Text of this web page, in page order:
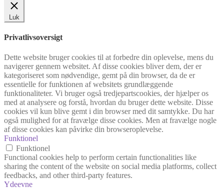
Luk
Privatlivsoversigt
Dette website bruger cookies til at forbedre din oplevelse, mens du
navigerer gennem websitet. Af disse cookies bliver dem, der er
kategoriseret som nødvendige, gemt på din browser, da de er
essentielle for funktionen af websitets grundlæggende
funktionaliteter. Vi bruger også tredjepartscookies, der hjælper os
med at analysere og forstå, hvordan du bruger dette website. Disse
cookies vil kun blive gemt i din browser med dit samtykke. Du har
også mulighed for at fravælge disse cookies. Men at fravælge nogle
af disse cookies kan påvirke din browseroplevelse.
Funktionel
Funktionel
Functional cookies help to perform certain functionalities like
sharing the content of the website on social media platforms, collect
feedbacks, and other third-party features.
Ydeevne